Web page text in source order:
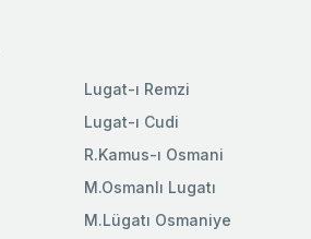
Lugat-ı Remzi
Lugat-ı Cudi
R.Kamus-ı Osmani
M.Osmanlı Lugatı
M.Lügatı Osmaniye